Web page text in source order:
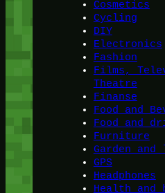
Cosmetics
Cycling
DIY
Electronics
Fashion
Films,
Theatre
Finanse
Food and
Food and
Furniture
Garden
GPS
Headphones
Health and